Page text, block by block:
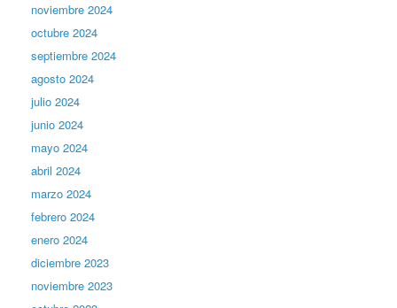
noviembre 2024
octubre 2024
septiembre 2024
agosto 2024
julio 2024
junio 2024
mayo 2024
abril 2024
marzo 2024
febrero 2024
enero 2024
diciembre 2023
noviembre 2023